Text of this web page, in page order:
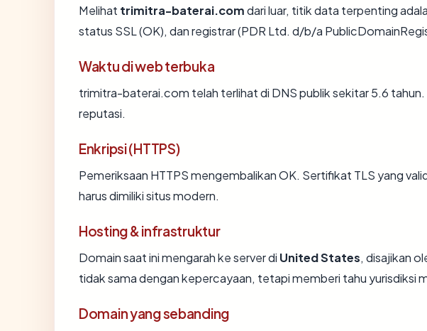
Melihat trimitra-baterai.comdari luar, titik data terpenting
status SSL (OK), dan registrar (PDR Ltd. d/b/a
Waktu di web terbuka
trimitra-baterai.com telah terlihat di DNS publik sekitar 5.6
reputasi.
Enkripsi (HTTPS)
Pemeriksaan HTTPS mengembalikan OK. Sertifikat TLS yang
harus dimiliki situs modern.
Hosting & infrastruktur
Domain saat ini mengarah ke server di United States, disajikan
tidak sama dengan kepercayaan, tetapi memberi tahu yurisdiksi
Domain yang sebanding